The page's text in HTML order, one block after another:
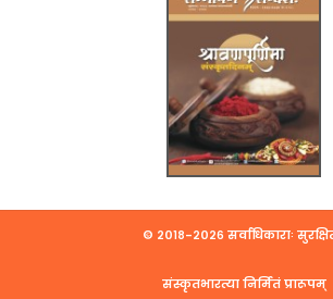
© २०१८-२०२६ सर्वाधिकाराः
संस्कृतभारत्या निर्मितं प्रारूपम्